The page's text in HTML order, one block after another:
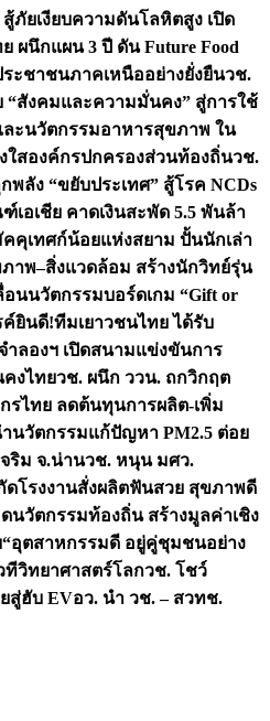
สู้ภัยเงียบความดันโลหิตสูง เปิด
ผนึกแผน 3 ปี ดัน Future Food
ะชาชนภาคเหนืออย่างยั่งยืนวช.
“สังคมและความมั่นคง” สู่การใช้
ะนวัตกรรมอาหารสุขภาพ ใน
ใสองค์กรปกครองส่วนท้องถิ่นวช.
พลัง “ขยับประเทศ” สู้โรค NCDs
เอเชีย คาดเงินสะพัด 5.5 พันล้า
คุเทศก์น้อยแห่งสยาม ปั้นนักเล่า
าพ–สิ่งแวดล้อม สร้างนักวิทย์รุ่น
อนนวัตกรรมบอร์ดเกม “Gift or
ค์ยินดี!ทีมเยาวชนไทย ได้รับ
ลองฯ เปิดสนามแข่งขันการ
งไทยวช. ผนึก ววน. ถกวิกฤต
รไทย ลดต้นทุนการผลิต-เพิ่ม
นวัตกรรมแก้ปัญหา PM2.5 ต่อย
ริม จ.น่านวช. หนุน มศว.
โรงงานสั่งผลิตฟันสวย สุขภาพดี
นวัตกรรมท้องถิ่น สร้างมูลค่าเชิง
“อุตสาหกรรมดี อยู่คู่ชุมชนอย่าง
วทีวิทยาศาสตร์โลกวช. โชว์
สู่ฮับ EVอว. นำ วช. – สวทช.